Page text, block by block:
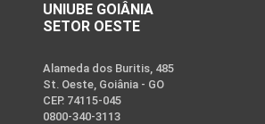
UNIUBE GOIÂNIA
SETOR OESTE
Alameda dos Buritis, 485
St. Oeste, Goiânia - GO
CEP. 74115-045
0800-340-3113